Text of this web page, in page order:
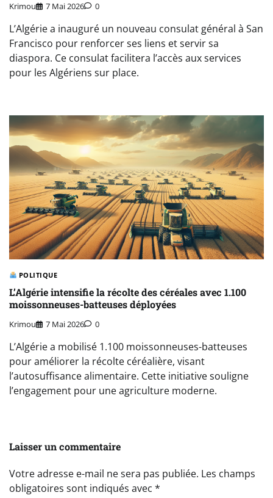
Krimou 7 Mai 2026 0
L’Algérie a inauguré un nouveau consulat général à San
Francisco pour renforcer ses liens et servir sa
diaspora. Ce consulat facilitera l’accès aux services
pour les Algériens sur place.
POLITIQUE
L’Algérie intensifie la récolte des céréales avec 1.100
moissonneuses-batteuses déployées
Krimou 7 Mai 2026 0
L’Algérie a mobilisé 1.100 moissonneuses-batteuses
pour améliorer la récolte céréalière, visant
l’autosuffisance alimentaire. Cette initiative souligne
l’engagement pour une agriculture moderne.
Laisser un commentaire
Votre adresse e-mail ne sera pas publiée. Les champs
obligatoires sont indiqués avec *